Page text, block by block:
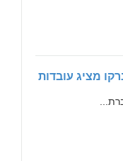
מציג עובדות